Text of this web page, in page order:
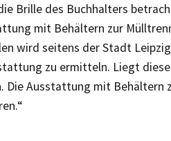
Brille des Buchhalters
mit Behältern zur
wird seitens der Stadt
zu ermitteln. Liegt
Die Ausstattung mit Behältern